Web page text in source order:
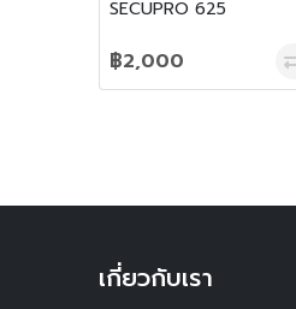
SECUPRO 625
฿2,000
เกี่ยวกับเรา